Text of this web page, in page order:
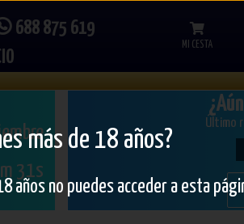
688 875 619
MI CESTA
30s
Último
más de 18 años?
años no puedes acceder a esta